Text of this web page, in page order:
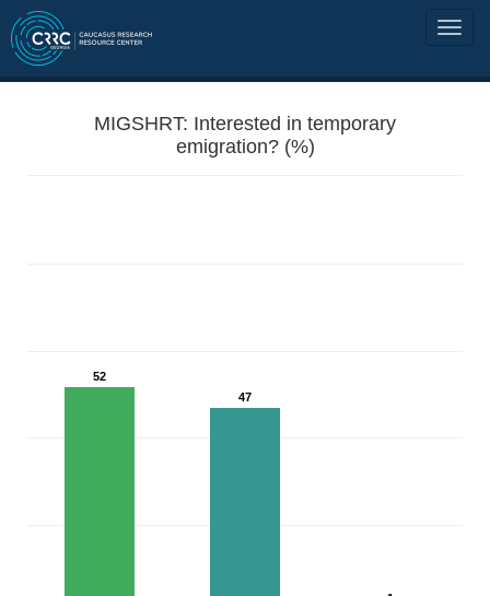
MIGSHRT: Interested in temporary
emigration? (%)
52
47